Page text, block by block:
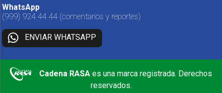
WhatsApp
(999) 924 44 44 (comentarios y reportes)
ENVIAR WHATSAPP
Cadena RASA es una marca registrada. Derechos
reservados.